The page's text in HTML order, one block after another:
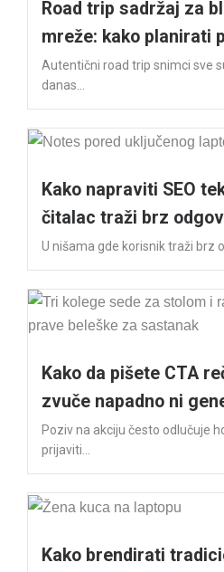
Road trip sadržaj za
mreže: kako planirati
Autentični road trip snimci sve
danas...
Kako napraviti SEO
čitalac traži brz
U nišama gde korisnik traži brz
Kako da pišete CTA
zvuče napadno ni
Poziv na akciju često odlučuje
prijaviti...
Kako brendirati